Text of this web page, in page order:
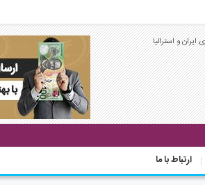
ارتباط با ما